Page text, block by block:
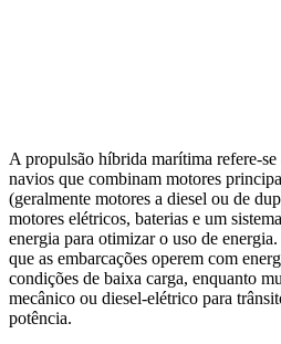
A propulsão híbrida marítima refere-se
navios que combinam motores
(geralmente motores a diesel ou de
motores elétricos, baterias e um
energia para otimizar o uso de
que as embarcações operem com
condições de baixa carga, enquanto
mecânico ou diesel-elétrico para
potência.